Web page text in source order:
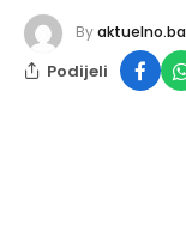
Byaktuelno.ba
Podijeli